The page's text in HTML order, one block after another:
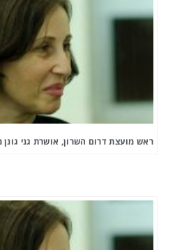
ראש מועצת דרום השרון, אושרת גני